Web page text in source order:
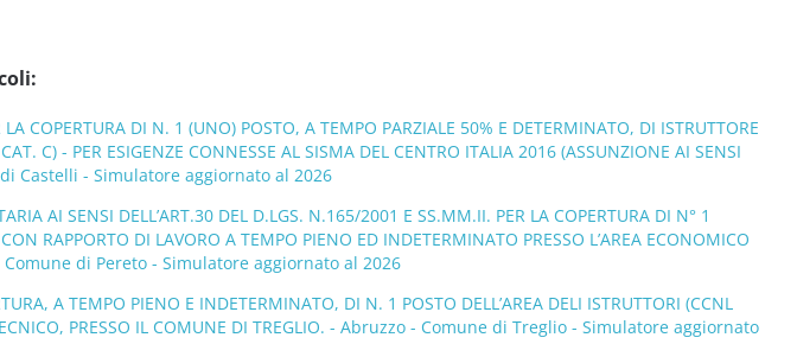
COPERTURA DI N. 1 (UNO) POSTO, A TEMPO PARZIALE 50% E DETERMINATO, DI ISTRUTTORE
C) - PER ESIGENZE CONNESSE AL SISMA DEL CENTRO ITALIA 2016 (ASSUNZIONE AI SENSI
di Castelli - Simulatore aggiornato al 2026
AI SENSI DELL’ART.30 DEL D.LGS. N.165/2001 E SS.MM.II. PER LA COPERTURA DI N° 1
RAPPORTO DI LAVORO A TEMPO PIENO ED INDETERMINATO PRESSO L’AREA ECONOMICO
- Comune di Pereto - Simulatore aggiornato al 2026
A TEMPO PIENO E INDETERMINATO, DI N. 1 POSTO DELL’AREA DELI ISTRUTTORI (CCNL
PRESSO IL COMUNE DI TREGLIO. - Abruzzo - Comune di Treglio - Simulatore aggiornato